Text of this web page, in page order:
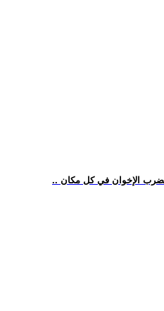
الإخوان في كل مكان